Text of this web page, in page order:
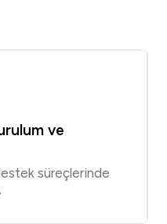
ve
süreçlerinde